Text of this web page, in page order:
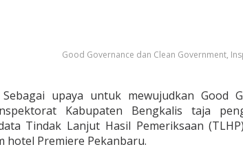
Good Governance dan Clean Government,
Sebagai upaya untuk mewujudkan Good
Kabupaten Bengkalis taja
Tindak Lanjut Hasil Pemeriksaan
hotel Premiere Pekanbaru.